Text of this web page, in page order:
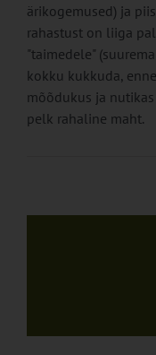
ärikogemused) ja
rahastust on liiga
"taimedele"
kokku kukkuda,
mõõdukus ja
pelk rahaline maht.